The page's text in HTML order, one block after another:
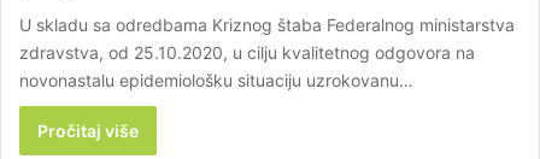
U skladu sa odredbama Kriznog štaba Federalnog ministarstva
zdravstva, od 25.10.2020, u cilju kvalitetnog odgovora na
novonastalu epidemiološku situaciju uzrokovanu…
Pročitaj više